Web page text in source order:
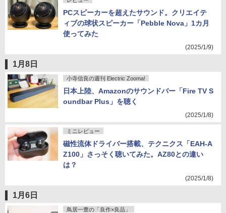
PCスピーカーを超えたサウンド。クリエイテ
ィブの球状スピーカー「Pebble Nova」1カ月
使ってみた
(2025/1/9)
1月8日
小寺信良の週刊 Electric Zooma!
日本上陸、Amazonのサウンドバー「Fire TV S
oundbar Plus」を聴く
(2025/1/8)
ミニレビュー
磁性流体ドライバー搭載、テクニクス「EAH-A
Z100」さっそく聴いてみた。AZ80との違い
は？
(2025/1/8)
1月6日
鳥居一豊の「良作×良品」